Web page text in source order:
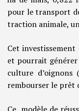
pour le transport
traction animale,
Cet
et pourrait
culture
rembourser le prêt